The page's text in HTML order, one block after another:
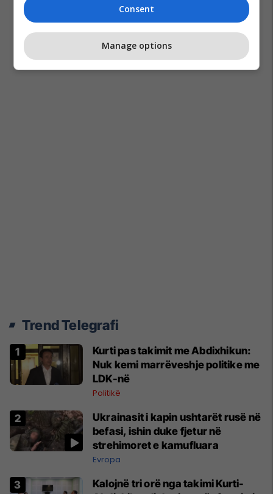
Trend Telegrafi
Kurti pas takimit me Abdixhikun:
Nuk kemi marrëveshje politike me
LDK-në
Politikë
Ukrainasit i kapin ushtarët rusë në
befasi, ishin duke fjetur në
strehimoret e kamufluara
Evropa
Kalojnë tri orë nga takimi Kurti-
Consent
Manage options